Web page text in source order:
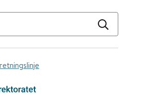
Sykepleie
og folkehelse